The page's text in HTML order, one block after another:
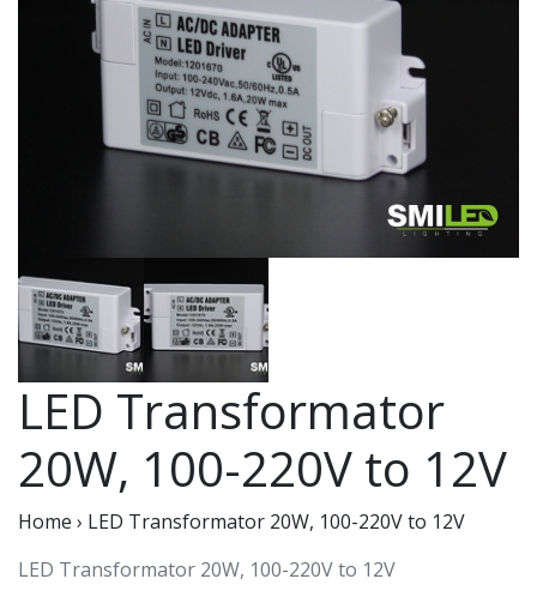
LED Transformator
20W, 100-220V to 12V
Home › LED Transformator 20W, 100-220V to 12V
LED Transformator 20W, 100-220V to 12V